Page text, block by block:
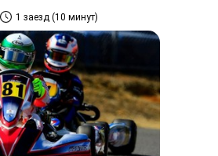
1 заезд (10 минут)